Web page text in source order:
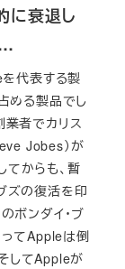
に衰退し
代表する製
める製品でし
者でカリス
Jobes）が
てからも、暫
ズの復活を印
ボンダイ・ブ
てAppleは倒
してAppleが